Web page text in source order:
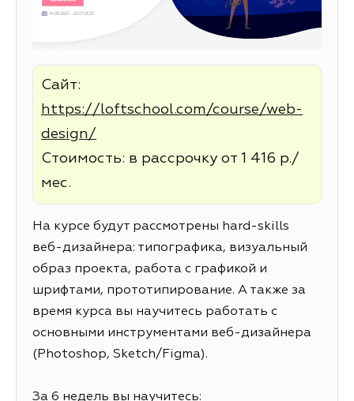
Сайт:
https://loftschool.com/course/web-
design/
Стоимость: в рассрочку от 1 416 р./
мес.
На курсе будут рассмотрены hard-skills
веб-дизайнера: типографика, визуальный
образ проекта, работа с графикой и
шрифтами, прототипирование. А также за
время курса вы научитесь работать с
основными инструментами веб-дизайнера
(Photoshop, Sketch/Figma).
За 6 недель вы научитесь: